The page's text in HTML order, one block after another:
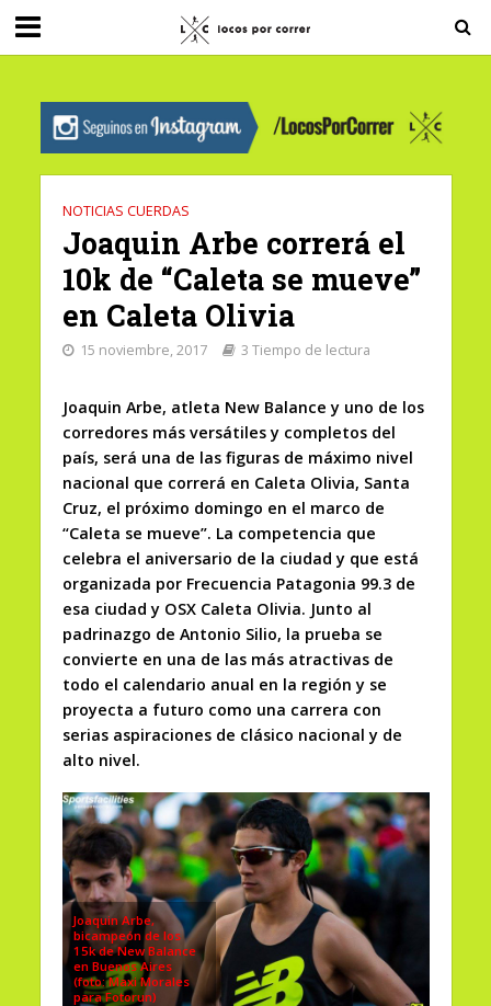
G-0X2PD3RFLV
NOTICIAS CUERDAS
Joaquin Arbe correrá el
10k de “Caleta se mueve”
en Caleta Olivia
15 noviembre, 2017 3 Tiempo de lectura
Joaquin Arbe, atleta New Balance y uno de los
corredores más versátiles y completos del
país, será una de las figuras de máximo nivel
nacional que correrá en Caleta Olivia, Santa
Cruz, el próximo domingo en el marco de
“Caleta se mueve”. La competencia que
celebra el aniversario de la ciudad y que está
organizada por Frecuencia Patagonia 99.3 de
esa ciudad y OSX Caleta Olivia. Junto al
padrinazgo de Antonio Silio, la prueba se
convierte en una de las más atractivas de
todo el calendario anual en la región y se
proyecta a futuro como una carrera con
serias aspiraciones de clásico nacional y de
alto nivel.
Joaquin Arbe,
bicampeón de los
15k de New Balance
en Buenos Aires
(foto: Maxi Morales
para Fotorun)